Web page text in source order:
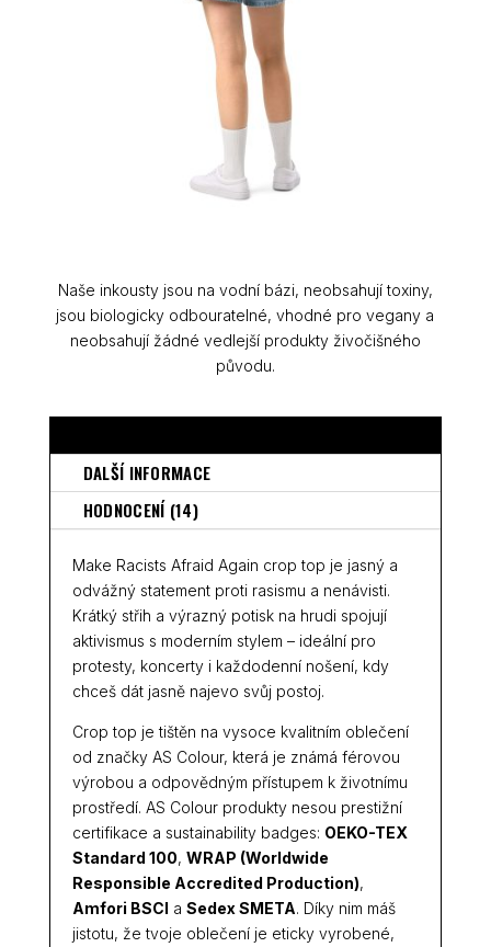
Naše inkousty jsou na vodní bázi, neobsahují toxiny,
jsou biologicky odbouratelné, vhodné pro vegany a
neobsahují žádné vedlejší produkty živočišného
původu.
DALŠÍ INFORMACE
HODNOCENÍ (14)
Make Racists Afraid Again crop top je jasný a
odvážný statement proti rasismu a nenávisti.
Krátký střih a výrazný potisk na hrudi spojují
aktivismus s moderním stylem – ideální pro
protesty, koncerty i každodenní nošení, kdy
chceš dát jasně najevo svůj postoj.
Crop top je tištěn na vysoce kvalitním oblečení
od značky AS Colour, která je známá férovou
výrobou a odpovědným přístupem k životnímu
prostředí. AS Colour produkty nesou prestižní
certifikace a sustainability badges: OEKO-TEX
Standard 100, WRAP (Worldwide
Responsible Accredited Production),
Amfori BSCI a Sedex SMETA. Díky nim máš
jistotu, že tvoje oblečení je eticky vyrobené,